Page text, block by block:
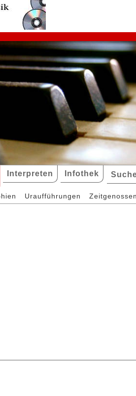
Interpreten Infothek
Uraufführungen Zeitgenossen